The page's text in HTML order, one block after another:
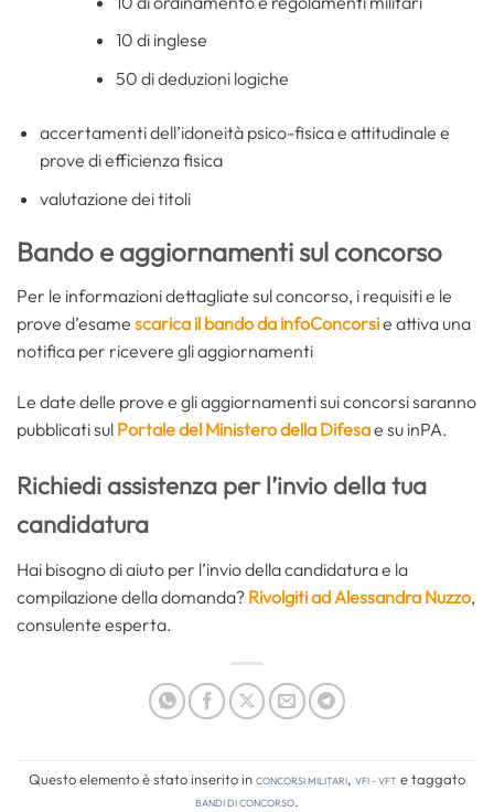
10 di inglese
50 di deduzioni logiche
accertamenti dell’idoneità psico-fisica e attitudinale e
prove di efficienza fisica
valutazione dei titoli
Bando e aggiornamenti sul concorso
Per le informazioni dettagliate sul concorso, i requisiti e le
prove d’esame scarica il bando da infoConcorsie attiva una
notifica per ricevere gli aggiornamenti
Le date delle prove e gli aggiornamenti sui concorsi saranno
pubblicati sul Portale del Ministero della Difesae su inPA.
Richiedi assistenza per l’invio della tua
candidatura
Hai bisogno di aiuto per l’invio della candidatura e la
compilazione della domanda? Rivolgiti ad Alessandra Nuzzo,
consulente esperta.
Questo elemento è stato inserito inConcorsi Militari, VFI - VFTe taggato
bandi di concorso.